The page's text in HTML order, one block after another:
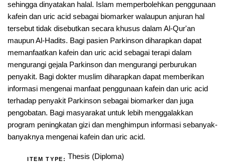
sehingga dinyatakan halal. Islam memperbolehkan penggunaan
kafein dan uric acid sebagai biomarker walaupun anjuran hal
tersebut tidak disebutkan secara khusus dalam Al-Qur'an
maupun Al-Hadits. Bagi pasien Parkinson diharapkan dapat
memanfaatkan kafein dan uric acid sebagai terapi dalam
mengurangi gejala Parkinson dan mengurangi perburukan
penyakit. Bagi dokter muslim diharapkan dapat memberikan
informasi mengenai manfaat penggunaan kafein dan uric acid
terhadap penyakit Parkinson sebagai biomarker dan juga
pengobatan. Bagi masyarakat untuk lebih menggalakkan
program peningkatan gizi dan menghimpun informasi sebanyak-
banyaknya mengenai kafein dan uric acid.
ITEM TYPE: Thesis (Diploma)